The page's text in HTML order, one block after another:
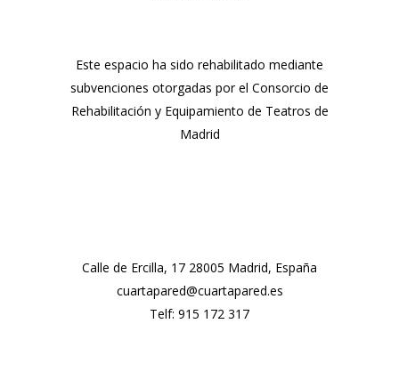
Este espacio ha sido rehabilitado mediante
subvenciones otorgadas por el Consorcio de
Rehabilitación y Equipamiento de Teatros de
Madrid
Calle de Ercilla, 17 28005 Madrid, España
cuartapared@cuartapared.es
Telf: 915 172 317